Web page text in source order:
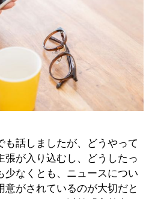
も話しましたが、どうやって
張が入り込むし、どうしたっ
少なくとも、ニュースについ
意がされているのが大切だと